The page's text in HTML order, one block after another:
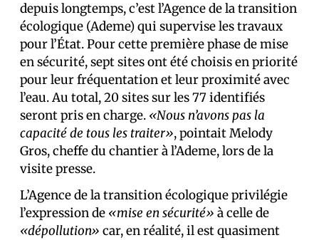
depuis longtemps, c’est l’Agence de la transition
écologique (Ademe) qui supervise les travaux
pour l’État. Pour cette première phase de mise
en sécurité, sept sites ont été choisis en priorité
pour leur fréquentation et leur proximité avec
l’eau. Au total, 20 sites sur les 77 identifiés
seront pris en charge. «Nous n’avons pas la
capacité de tous les traiter», pointait Melody
Gros, cheffe du chantier à l’Ademe, lors de la
visite presse.
L’Agence de la transition écologique privilégie
l’expression de «mise en sécurité» à celle de
«dépollution» car, en réalité, il est quasiment